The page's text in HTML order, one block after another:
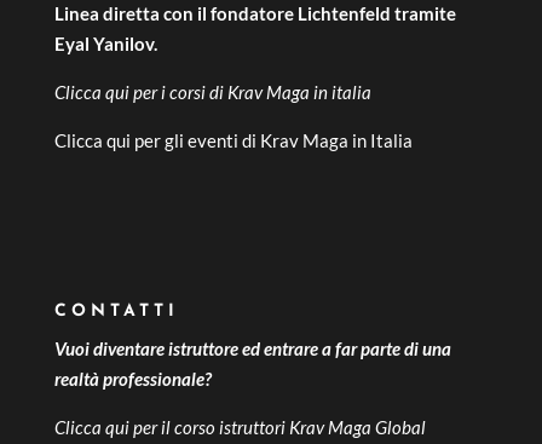
Linea diretta con il fondatore Lichtenfeld tramite
Eyal Yanilov.
Clicca qui per icorsi di Krav Maga in italia
Clicca qui per gli eventi di Krav Maga in Italia
CONTATTI
Vuoi diventare istruttore ed entrare a far parte di una
realtà professionale?
Clicca qui per ilcorso istruttori Krav Maga Global